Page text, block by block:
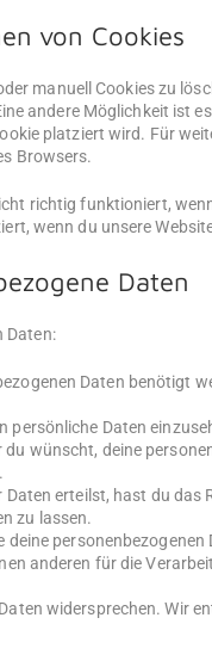
von Cookies
manuell Cookies zu
andere Möglichkeit ist
platziert wird. Für
Browsers.
richtig funktioniert,
wenn du unsere
Daten
Daten:
Daten benötigt
persönliche Daten
wünscht, deine
erteilst, hast du das
zu lassen.
anderen für die
widersprechen. Wir